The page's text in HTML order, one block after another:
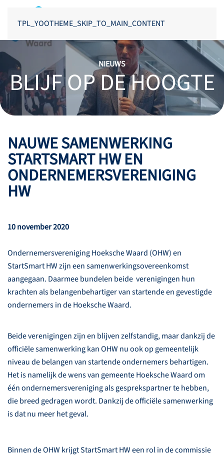
TPL_YOOTHEME_SKIP_TO_MAIN_CONTENT
NIEUWS
BLIJF OP DE HOOGTE
NAUWE SAMENWERKING
STARTSMART HW EN
ONDERNEMERSVERENIGING
HW
10 november 2020
Ondernemersvereniging Hoeksche Waard (OHW) en
StartSmart HW zijn een samenwerkingsovereenkomst
aangegaan. Daarmee bundelen beide verenigingen hun
krachten als belangenbehartiger van startende en gevestigde
ondernemers in de Hoeksche Waard.
Beide verenigingen zijn en blijven zelfstandig, maar dankzij de
officiële samenwerking kan OHW nu ook op gemeentelijk
niveau de belangen van startende ondernemers behartigen.
Het is namelijk de wens van gemeente Hoeksche Waard om
één ondernemersvereniging als gesprekspartner te hebben,
die breed gedragen wordt. Dankzij de officiële samenwerking
is dat nu meer het geval.
Binnen de OHW krijgt StartSmart HW een rol in de commissie